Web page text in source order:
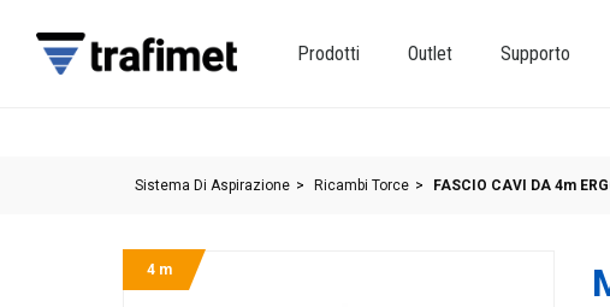
Prodotti Outlet Supporto
Sistema Di Aspirazione Ricambi Torce FASCIO CAVI DA 4m
4 m